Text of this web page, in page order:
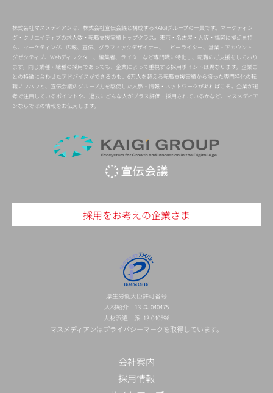
株式会社マスメディアンは、株式会社宣伝会議と構成するKAIGIグループの一員です。マーケティン
グ・クリエイティブの求人数・転職支援実績トップクラス。東京・名古屋・大阪・福岡に拠点を持
ち、マーケティング、広報、宣伝、グラフィックデザイナー、コピーライター、営業・アカウントエ
グゼクティブ、Webディレクター、編集者、ライターなど専門職に特化し、転職のご支援をしており
ます。同じ業種・職種の採用であっても、企業によって重視する採用ポイントは異なります。企業ご
との特徴に合わせたアドバイスができるのも、6万人を超える転職支援実績から培った専門特化の転
職ノウハウと、宣伝会議のグループ力を駆使した人脈・情報・ネットワークがあればこそ。企業が選
考で注目しているポイントや、過去にどんな人がプラス評価・採用されているかなど、マスメディア
ンならではの情報をお伝えします。
採用をお考えの企業さま
厚生労働大臣許可番号
人材紹介 13-ユ-040475
人材派遣 派 13-040596
マスメディアンはプライバシーマークを取得しています。
会社案内
採用情報